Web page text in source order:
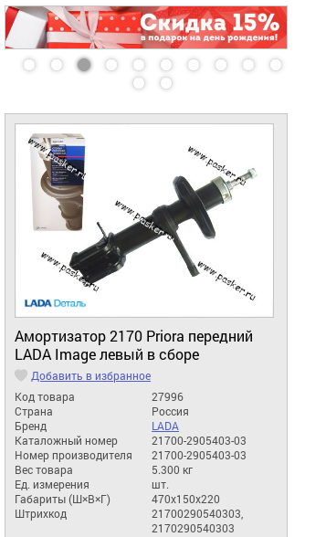
Амортизатор 2170 Priora передний
LADA Image левый в сборе
Добавить в избранное
Код товара
27996
Страна
Россия
Бренд
LADA
Каталожный номер
21700-2905403-03
Номер производителя
21700-2905403-03
Вес товара
5.300 кг
Ед. измерения
шт.
Габариты (Ш×В×Г)
470x150x220
Штрихкод
21700290540303,
2170290540303